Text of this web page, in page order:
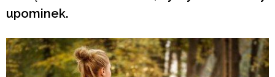
upominek.